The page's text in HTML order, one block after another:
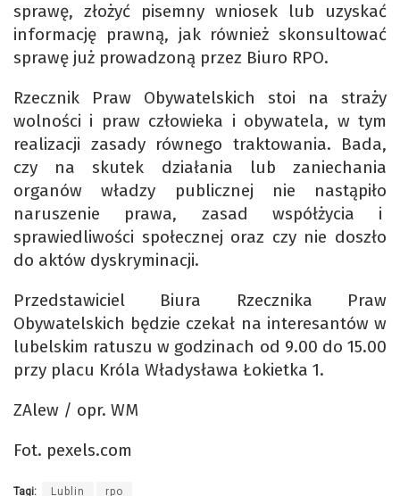
sprawę, złożyć pisemny wniosek lub uzyskać
informację prawną, jak również skonsultować
sprawę już prowadzoną przez Biuro RPO.
Rzecznik Praw Obywatelskich stoi na straży
wolności i praw człowieka i obywatela, w tym
realizacji zasady równego traktowania. Bada,
czy na skutek działania lub zaniechania
organów władzy publicznej nie nastąpiło
naruszenie prawa, zasad współżycia i
sprawiedliwości społecznej oraz czy nie doszło
do aktów dyskryminacji.
Przedstawiciel Biura Rzecznika Praw
Obywatelskich będzie czekał na interesantów w
lubelskim ratuszu w godzinach od 9.00 do 15.00
przy placu Króla Władysława Łokietka 1.
ZAlew / opr. WM
Fot. pexels.com
Tagi: Lublin rpo